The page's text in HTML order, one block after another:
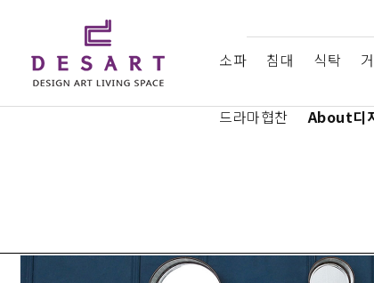
소파 침대 식탁
드라마협찬 About디